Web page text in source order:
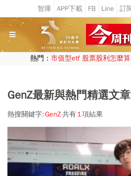
熱門： 市值型etf 股票股利怎麼算
GenZ最新與熱門精選文章
熱搜關鍵字:GenZ共有1項結果